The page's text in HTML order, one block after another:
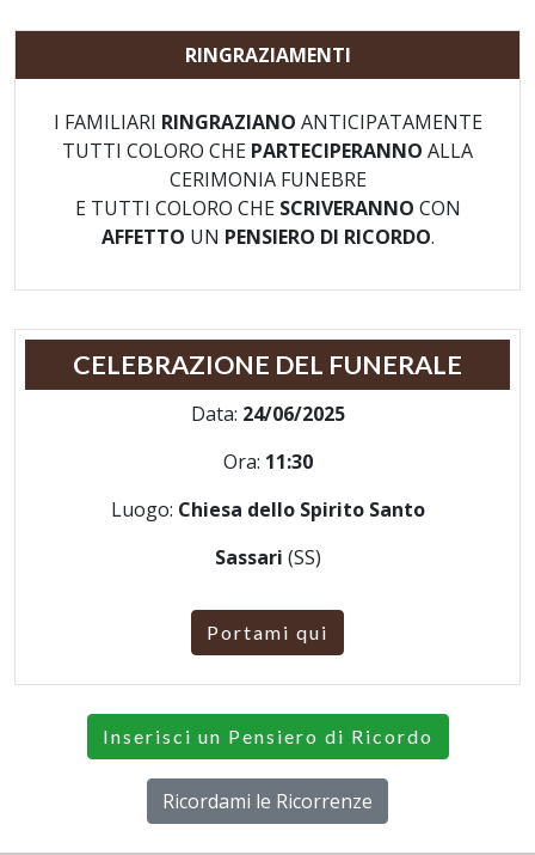
RINGRAZIAMENTI
I FAMILIARI RINGRAZIANO ANTICIPATAMENTE
TUTTI COLORO CHE PARTECIPERANNO ALLA
CERIMONIA FUNEBRE
E TUTTI COLORO CHE SCRIVERANNO CON
AFFETTO UN PENSIERO DI RICORDO.
CELEBRAZIONE DEL FUNERALE
Data: 24/06/2025
Ora: 11:30
Luogo: Chiesa dello Spirito Santo
Sassari (SS)
Portami qui
Inserisci un Pensiero di Ricordo
Ricordami le Ricorrenze